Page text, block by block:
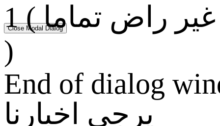
Close Modal Dialog
End of dialog
1 ( غير راض تماما
)
يرجى اخبارنا